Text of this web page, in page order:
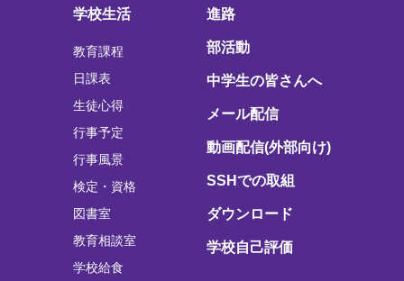
学校生活
教育課程
日課表
生徒心得
行事予定
行事風景
検定・資格
図書室
教育相談室
学校給食
進路
部活動
中学生の皆さんへ
メール配信
動画配信(外部向け)
SSHでの取組
ダウンロード
学校自己評価